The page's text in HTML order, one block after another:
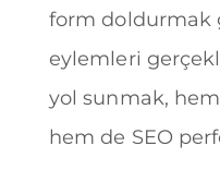
form doldurmak
eylemleri
yol sunmak,
hem de SEO